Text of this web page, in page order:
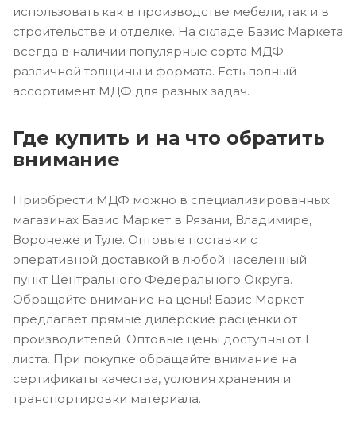
использовать как в производстве мебели, так и в
строительстве и отделке. На складе Базис Маркета
всегда в наличии популярные сорта МДФ
различной толщины и формата. Есть полный
ассортимент МДФ для разных задач.
Где купить и на что обратить
внимание
Приобрести МДФ можно в специализированных
магазинах Базис Маркет в Рязани, Владимире,
Воронеже и Туле. Оптовые поставки с
оперативной доставкой в любой населенный
пункт Центрального Федерального Округа.
Обращайте внимание на цены! Базис Маркет
предлагает прямые дилерские расценки от
производителей. Оптовые цены доступны от 1
листа. При покупке обращайте внимание на
сертификаты качества, условия хранения и
транспортировки материала.